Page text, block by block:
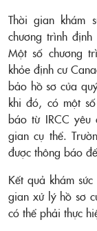
Thời gian khám
chương trình
Một số chương
khỏe định cư
bảo hồ sơ của
khi đó, có một
báo từ IRCC yêu
gian cụ thể.
được thông báo
Kết quả khám
gian xử lý hồ sơ
có thể phải thực